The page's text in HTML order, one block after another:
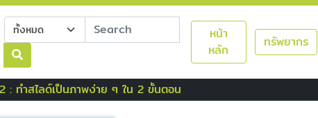
หน้า
หลัก
ทรัพยากร
: ทำสไลด์เป็นภาพง่าย ๆ ใน 2 ขั้นตอน